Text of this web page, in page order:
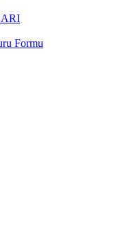
Formu